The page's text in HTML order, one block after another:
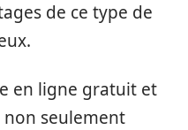
de ce type de
en ligne gratuit et
non seulement